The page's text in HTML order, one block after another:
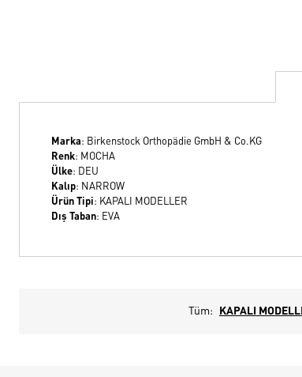
Marka: Birkenstock Orthopädie GmbH & Co.KG
Renk: MOCHA
Ülke: DEU
Kalıp: NARROW
Ürün Tipi: KAPALI MODELLER
Dış Taban: EVA
Tüm: KAPALI